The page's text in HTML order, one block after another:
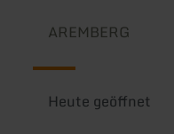
AREMBERG
Heute geöffnet